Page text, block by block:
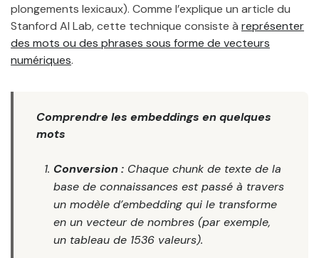
plongements lexicaux). Comme l’explique un article du
Stanford AI Lab, cette technique consiste à représenter
des mots ou des phrases sous forme de vecteurs
numériques.
Comprendre les embeddings en quelques
mots
Conversion : Chaque chunk de texte de la
base de connaissances est passé à travers
un modèle d’embedding qui le transforme
en un vecteur de nombres (par exemple,
un tableau de 1536 valeurs).